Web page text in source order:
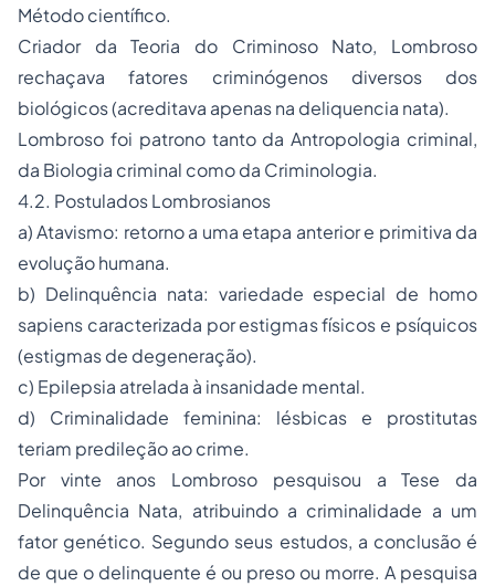
Método científico.
Criador da Teoria do Criminoso Nato, Lombroso
rechaçava fatores criminógenos diversos dos
biológicos (acreditava apenas na deliquencia nata).
Lombroso foi patrono tanto da Antropologia criminal,
da Biologia criminal como da Criminologia.
4.2. Postulados Lombrosianos
a) Atavismo: retorno a uma etapa anterior e primitiva da
evolução humana.
b) Delinquência nata: variedade especial de homo
sapiens caracterizada por estigmas físicos e psíquicos
(estigmas de degeneração).
c) Epilepsia atrelada à insanidade mental.
d) Criminalidade feminina: lésbicas e prostitutas
teriam predileção ao crime.
Por vinte anos Lombroso pesquisou a Tese da
Delinquência Nata, atribuindo a criminalidade a um
fator genético. Segundo seus estudos, a conclusão é
de que o delinquente é ou preso ou morre. A pesquisa